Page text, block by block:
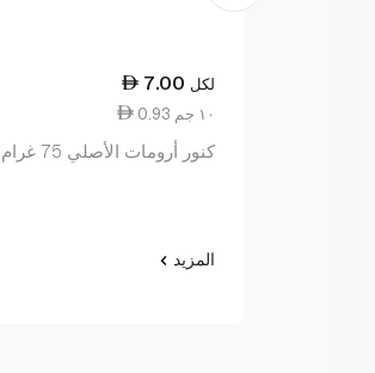
7.00 لكل
0.93 ١٠ جم
كنور أرومات الأصلي 75 غرام
المزيد